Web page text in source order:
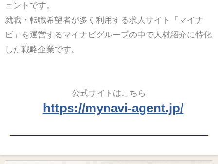
ェントです。
就職・転職希望者が多く利用する求人サイト「マイナ
ビ」を運営するマイナビグループの中で人材紹介に特化
した戦略企業です。
公式サイトはこちら
https://mynavi-agent.jp/